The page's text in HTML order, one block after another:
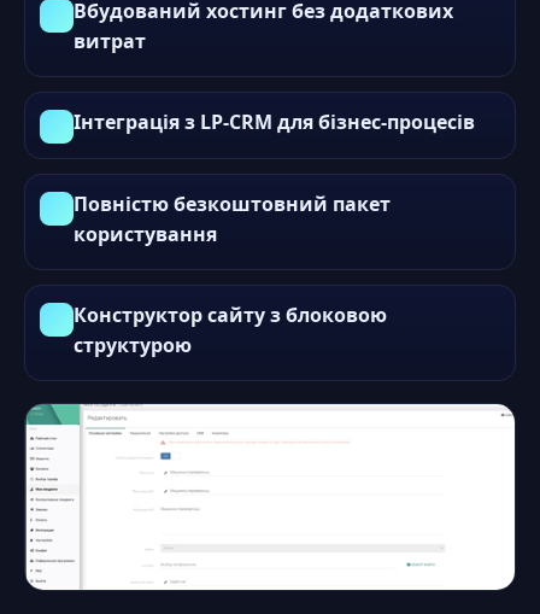
Вбудований хостинг без додаткових
витрат
Інтеграція з LP-CRM для бізнес-процесів
Повністю безкоштовний пакет
користування
Конструктор сайту з блоковою
структурою